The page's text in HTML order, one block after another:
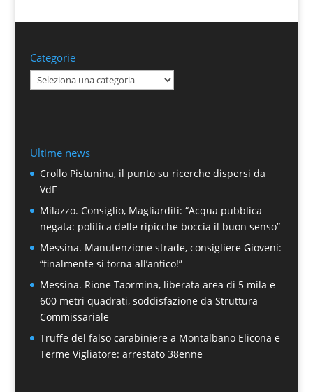
Categorie
Categorie
Ultime news
Crollo Pistunina, il punto su ricerche dispersi da
VdF
Milazzo. Consiglio, Magliarditi: “Acqua pubblica
negata: politica delle ripicche boccia il buon senso”
Messina. Manutenzione strade, consigliere Gioveni:
“finalmente si torna all’antico!”
Messina. Rione Taormina, liberata area di 5 mila e
600 metri quadrati, soddisfazione da Struttura
Commissariale
Truffe del falso carabiniere a Montalbano Elicona e
Terme Vigliatore: arrestato 38enne